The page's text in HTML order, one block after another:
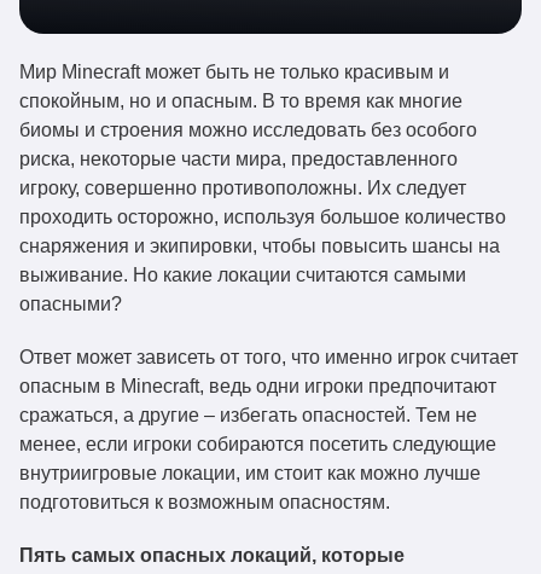
Мир Minecraft может быть не только красивым и
спокойным, но и опасным. В то время как многие
биомы и строения можно исследовать без особого
риска, некоторые части мира, предоставленного
игроку, совершенно противоположны. Их следует
проходить осторожно, используя большое количество
снаряжения и экипировки, чтобы повысить шансы на
выживание. Но какие локации считаются самыми
опасными?
Ответ может зависеть от того, что именно игрок считает
опасным в Minecraft, ведь одни игроки предпочитают
сражаться, а другие – избегать опасностей. Тем не
менее, если игроки собираются посетить следующие
внутриигровые локации, им стоит как можно лучше
подготовиться к возможным опасностям.
Пять самых опасных локаций, которые